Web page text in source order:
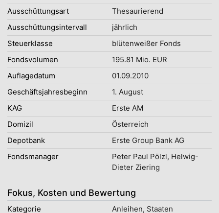
Ausschüttungsart
Thesaurierend
Ausschüttungsintervall
jährlich
Steuerklasse
blütenweißer Fonds
Fondsvolumen
195.81 Mio. EUR
Auflagedatum
01.09.2010
Geschäftsjahresbeginn
1. August
KAG
Erste AM
Domizil
Österreich
Depotbank
Erste Group Bank AG
Fondsmanager
Peter Paul Pölzl, Helwig-
Dieter Ziering
Fokus, Kosten und Bewertung
Kategorie Anleihen, Staaten